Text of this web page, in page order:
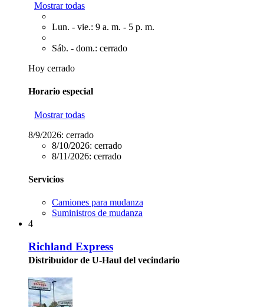
Mostrar todas
Lun. - vie.: 9 a. m. - 5 p. m.
Sáb. - dom.: cerrado
Hoy cerrado
Horario especial
Mostrar todas
8/9/2026: cerrado
8/10/2026: cerrado
8/11/2026: cerrado
Servicios
Camiones para mudanza
Suministros de mudanza
4
Richland Express
Distribuidor de U-Haul del vecindario